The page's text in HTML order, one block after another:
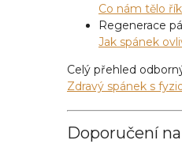
Co nám tělo
Regenerace
Jak spánek
Celý přehled
Zdravý spánek s
Doporučení